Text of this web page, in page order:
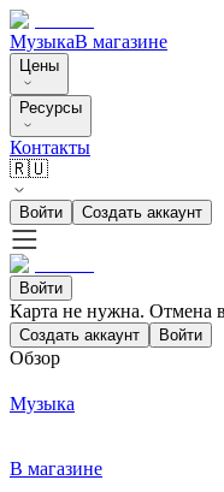
МузыкаВ магазине
Цены
Ресурсы
Контакты
🇷🇺
Войти Создать аккаунт
Войти
Карта не нужна. Отмена
Создать аккаунт Войти
Обзор
Музыка
В магазине